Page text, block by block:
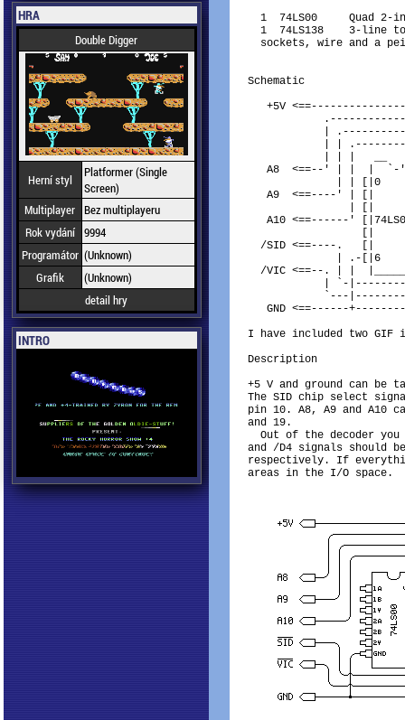
HRA
Double Digger
Herní styl
Platformer (Single
Screen)
Multiplayer Bez multiplayeru
Rok vydání 9994
Programátor (Unknown)
Grafik
(Unknown)
detail hry
INTRO
  1  74LS00	Quad 2-input NAND gate
  1  74LS138	3-line to 8-line decoder/demultiplexer
sockets, wire and a
Schematic
+5V
|
| |
A8  <==--' | |  |  `-
| | [|0
A9  <==----' | [|
A10 <==------'
/SID <==----.   [|
| .-[|6
/VIC <==--. | |
| `-
`---
GND <==------
I have included two GIF
Description
+5 V and ground can be
The SID chip select
pin 10. A8, A9 and A10
and 19.
Out of the decoder you
and /D4 signals should
respectively. If